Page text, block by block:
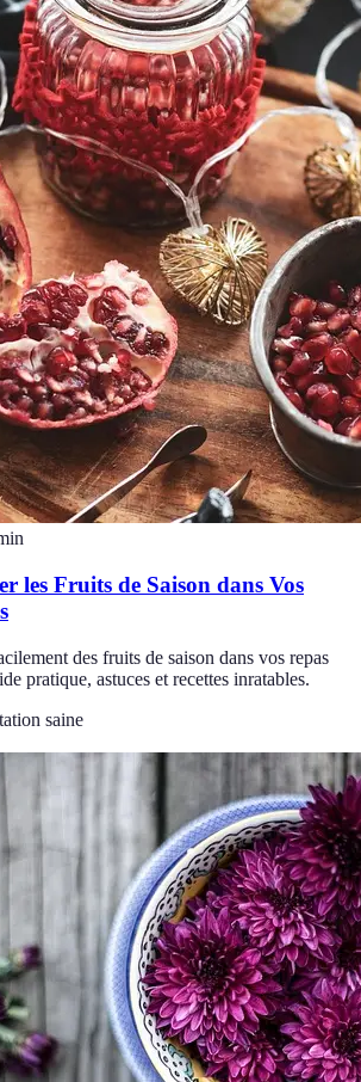
les Fruits de Saison dans Vos
des fruits de saison dans vos repas
pratique, astuces et recettes inratables.
saine